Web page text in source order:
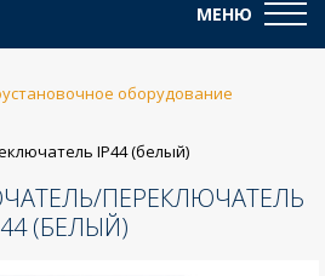
МЕНЮ
оборудование
IP44 (белый)
ПЕРЕКЛЮЧАТЕЛЬ
(БЕЛЫЙ)